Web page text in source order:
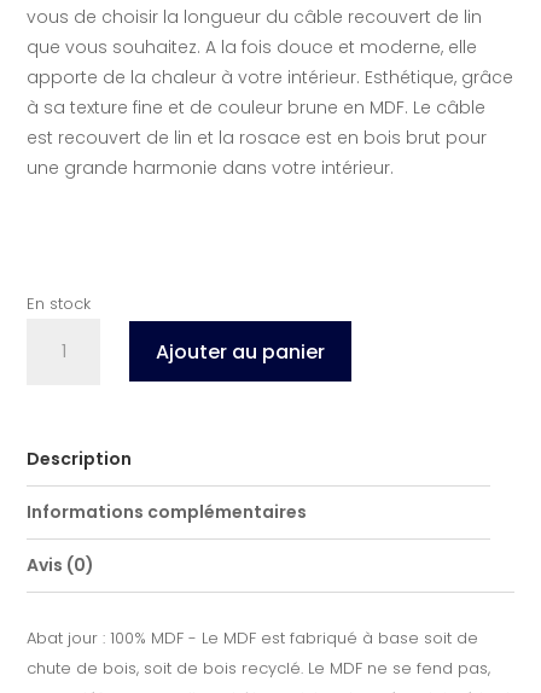
vous de choisir la longueur du câble recouvert de lin
que vous souhaitez. A la fois douce et moderne, elle
apporte de la chaleur à votre intérieur. Esthétique, grâce
à sa texture fine et de couleur brune en MDF. Le câble
est recouvert de lin et la rosace est en bois brut pour
une grande harmonie dans votre intérieur.
En stock
D70cm
Rolling
Ajouter au panier
Description
Informations complémentaires
Avis (0)
Abat jour : 100% MDF - Le MDF est fabriqué à base soit de
chute de bois, soit de bois recyclé. Le MDF ne se fend pas,